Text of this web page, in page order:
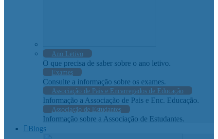
Ano Letivo
O que precisa de saber sobre o ano letivo.
Exames
Consulte a informação sobre os exames.
Associação de Pais e Encarregados de Educação
Informação a Associação de Pais e Enc. Educação.
Associação de Estudantes
Informação sobre a Associação de Estudantes.
Blogs